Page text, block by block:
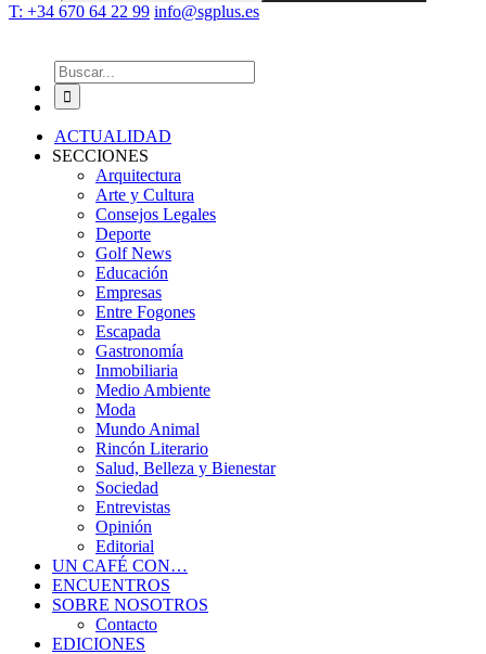
T: +34 670 64 22 99 info@sgplus.es
Buscar:
ACTUALIDAD
SECCIONES
Arquitectura
Arte y Cultura
Consejos Legales
Deporte
Golf News
Educación
Empresas
Entre Fogones
Escapada
Gastronomía
Inmobiliaria
Medio Ambiente
Moda
Mundo Animal
Rincón Literario
Salud, Belleza y Bienestar
Sociedad
Entrevistas
Opinión
Editorial
UN CAFÉ CON…
ENCUENTROS
SOBRE NOSOTROS
Contacto
EDICIONES